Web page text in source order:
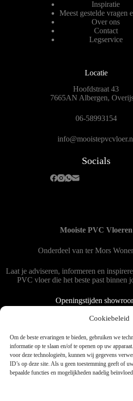
Cookiebeleid
Om de beste ervaringen te bieden, gebruiken we
informatie op te slaan en/of te openen op uw
voor deze technologieën, kunnen wij gegevens
ID’s op deze site. Als u geen toestemming geeft of
bepaalde functies en mogelijkheden nadelig
Inspiratie
Meest gestelde vragen
Over ons
Contact
Legservice
Locatie
Hoofdstraat 43
7665AN Albergen,
06-58993154
Socials
Mooiste PVC Vloeren
Onderdeel van ter Mors
Laat je adviseren, informeren en
PVC vloer die het beste past binnen
Openingstijden
Dinsdag tot en met vrijdag 9:00
Zaterdag 9:00 tot 15:00
Copyright © 2025 - WordPress thema
Jim ter Mors